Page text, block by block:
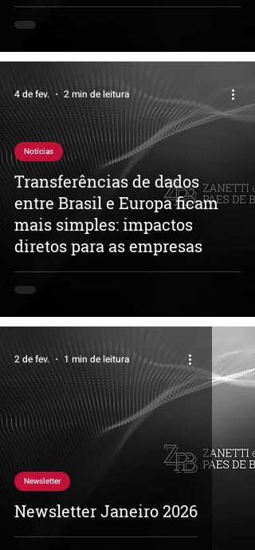
Transferências de dados
entre Brasil e Europa ficam
mais simples: impactos
diretos para as empresas
Notícias
4 de fev. 2 min de leitura
Newsletter Janeiro 2026
Newsletter
2 de fev. 1 min de leitura